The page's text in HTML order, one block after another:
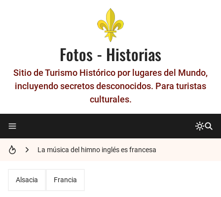
Fotos - Historias
Sitio de Turismo Histórico por lugares del Mundo,
incluyendo secretos desconocidos. Para turistas
culturales.
Historia del Metro Patrón - La unidad que nació en París
Los números en francés
Alsacia Francia